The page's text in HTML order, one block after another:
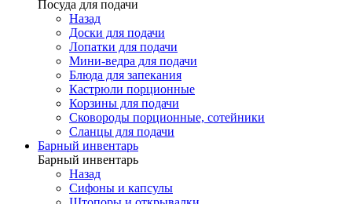
Посуда для подачи
Назад
Доски для подачи
Лопатки для подачи
Мини-ведра для подачи
Блюда для запекания
Кастрюли порционные
Корзины для подачи
Сковороды порционные, сотейники
Сланцы для подачи
Барный инвентарь
Барный инвентарь
Назад
Сифоны и капсулы